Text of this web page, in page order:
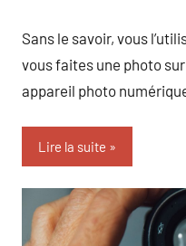
Sans le savoir, vous
vous faites une photo
appareil photo
Lire la suite